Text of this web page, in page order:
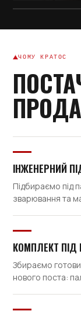
ЧОМУ КРАТОС
ІНЖЕНЕРНИЙ
Підбираємо під
зварювання та
КОМПЛЕКТ ПІД
Збираємо
нового поста: